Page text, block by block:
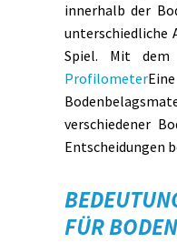
innerhalb der
unterschiedliche
Spiel. Mit dem
Profilometer
verschiedener
Entscheidungen
FÜR